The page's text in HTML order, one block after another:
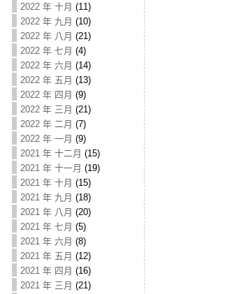
2022 年 十月 (11)
2022 年 九月 (10)
2022 年 八月 (21)
2022 年 七月 (4)
2022 年 六月 (14)
2022 年 五月 (13)
2022 年 四月 (9)
2022 年 三月 (21)
2022 年 二月 (7)
2022 年 一月 (9)
2021 年 十二月 (15)
2021 年 十一月 (19)
2021 年 十月 (15)
2021 年 九月 (18)
2021 年 八月 (20)
2021 年 七月 (5)
2021 年 六月 (8)
2021 年 五月 (12)
2021 年 四月 (16)
2021 年 三月 (21)